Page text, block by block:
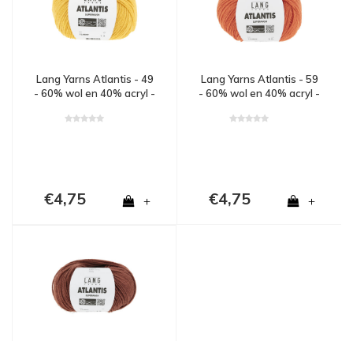
Lang Yarns Atlantis - 49
- 60% wol en 40% acryl -
€4,75 +
Lang Yarns Atlantis - 59
- 60% wol en 40% acryl -
€4,75 +